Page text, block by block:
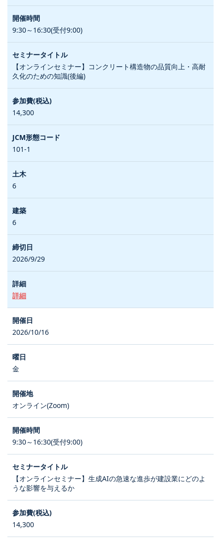
9:30～16:30(受付9:00)
【オンラインセミナー】コンクリート構造物の品質向上・高耐
久化のための知識(後編)
14,300
101-1
6
6
2026/9/29
詳細
2026/10/16
金
オンライン(Zoom)
9:30～16:30(受付9:00)
【オンラインセミナー】生成AIの急速な進歩が建設業にどのよ
うな影響を与えるか
14,300